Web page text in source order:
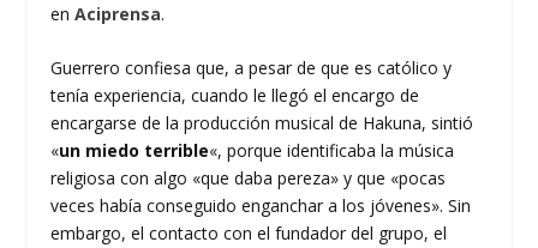
enAciprensa.
Guerrero confiesa que, a pesar de que es católico y
tenía experiencia, cuando le llegó el encargo de
encargarse de la producción musical de Hakuna, sintió
«un miedo terrible«, porque identificaba la música
religiosa con algo «que daba pereza» y que «pocas
veces había conseguido enganchar a los jóvenes». Sin
embargo, el contacto con el fundador del grupo, el